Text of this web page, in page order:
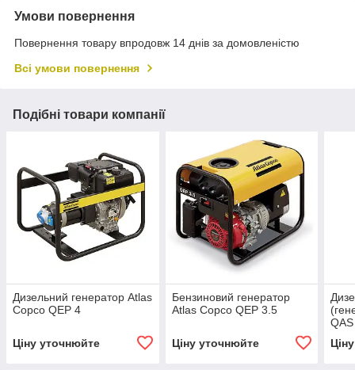
Умови повернення
Повернення товару впродовж 14 днів за домовленістю
Всі умови повернення
Подібні товари компанії
Дизельний генератор Atlas
Copco QEP 4
Ціну уточнюйте
Бензиновий генератор
Atlas Copco QEP 3.5
Ціну уточнюйте